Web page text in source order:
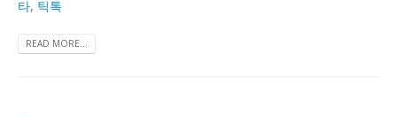
타, 틱톡
READ MORE...